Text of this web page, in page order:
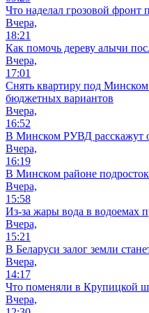
Что наделал грозовой
Вчера,
18:21
Как помочь дереву алычи
Вчера,
17:01
Снять квартиру под
бюджетных вариантов
Вчера,
16:52
В Минском РУВД расскажут
Вчера,
16:19
В Минском районе подросток
Вчера,
15:58
Из-за жары вода в водоемах
Вчера,
15:21
В Беларуси залог земли
Вчера,
14:17
Что поменяли в Крупицкой
Вчера,